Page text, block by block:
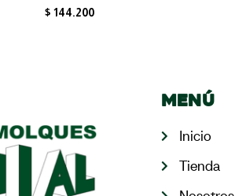
$ 144.200
Menú
Inicio
Tienda